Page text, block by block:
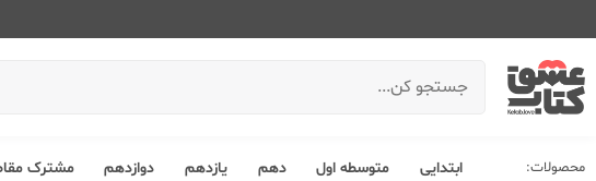
محصولات: ابتدایی متوسطه اول دهم یازدهم دوازدهم مشترک